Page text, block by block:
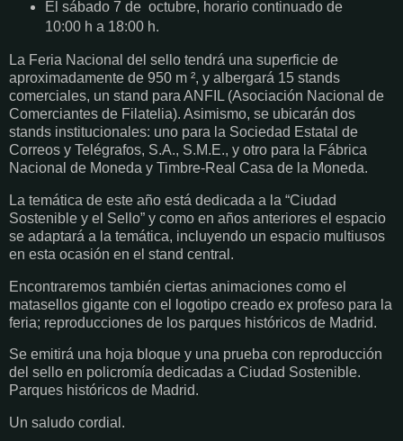
El sábado 7 de octubre, horario continuado de
10:00 h a 18:00 h.
La Feria Nacional del sello tendrá una superficie de
aproximadamente de 950 m ², y albergará 15 stands
comerciales, un stand para ANFIL (Asociación Nacional de
Comerciantes de Filatelia). Asimismo, se ubicarán dos
stands institucionales: uno para la Sociedad Estatal de
Correos y Telégrafos, S.A., S.M.E., y otro para la Fábrica
Nacional de Moneda y Timbre-Real Casa de la Moneda.
La temática de este año está dedicada a la “Ciudad
Sostenible y el Sello” y como en años anteriores el espacio
se adaptará a la temática, incluyendo un espacio multiusos
en esta ocasión en el stand central.
Encontraremos también ciertas animaciones como el
matasellos gigante con el logotipo creado ex profeso para la
feria; reproducciones de los parques históricos de Madrid.
Se emitirá una hoja bloque y una prueba con reproducción
del sello en policromía dedicadas a Ciudad Sostenible.
Parques históricos de Madrid.
Un saludo cordial.